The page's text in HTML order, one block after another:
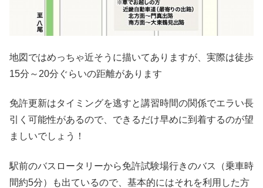
地図ではめっちゃ近そうに描いてありますが、実際は徒歩
15分～20分ぐらいの距離があります
免許更新はタイミングを逃すと講習時間の関係でエラい長
引く可能性があるので、できるだけ早めに到着するのが望
ましいでしょう！
駅前のバスロータリーから免許試験場行きのバス（乗車時
間約5分）も出ているので、基本的にはそれを利用した方